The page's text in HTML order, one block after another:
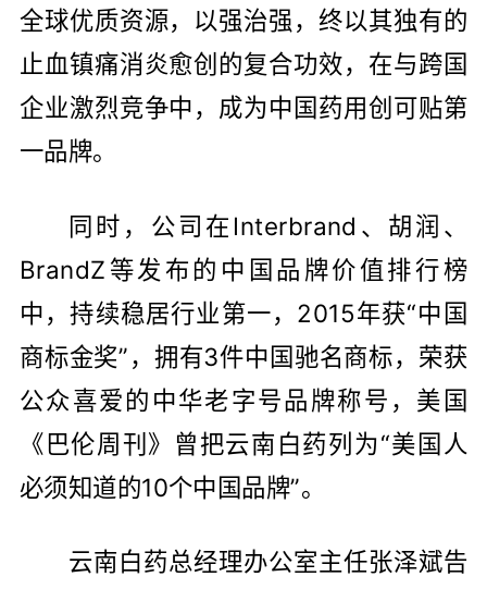
全球优质资源，以强治强，终以其独有的
止血镇痛消炎愈创的复合功效，在与跨国
企业激烈竞争中，成为中国药用创可贴第
一品牌。
同时，公司在Interbrand、胡润、
BrandZ等发布的中国品牌价值排行榜
中，持续稳居行业第一，2015年获“中国
商标金奖”，拥有3件中国驰名商标，荣获
公众喜爱的中华老字号品牌称号，美国
《巴伦周刊》曾把云南白药列为“美国人
必须知道的10个中国品牌”。
云南白药总经理办公室主任张泽斌告